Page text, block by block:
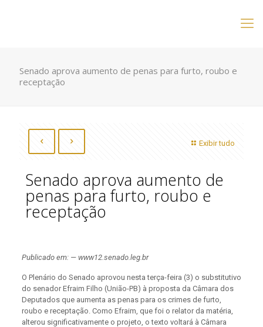
Senado aprova aumento de penas para furto, roubo e
receptação
Exibir tudo
Senado aprova aumento de
penas para furto, roubo e
receptação
Publicado em: — www12.senado.leg.br
O Plenário do Senado aprovou nesta terça-feira (3) o substitutivo
do senador Efraim Filho (União-PB) à proposta da Câmara dos
Deputados que aumenta as penas para os crimes de furto,
roubo e receptação. Como Efraim, que foi o relator da matéria,
alterou significativamente o projeto, o texto voltará à Câmara